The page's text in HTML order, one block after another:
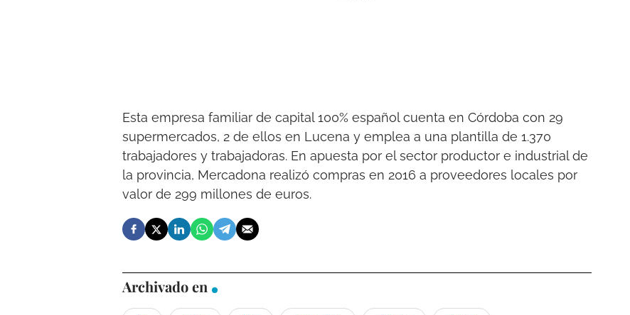
Esta empresa familiar de capital 100% español cuenta en Córdoba con 29
supermercados, 2 de ellos en Lucena y emplea a una plantilla de 1.370
trabajadores y trabajadoras. En apuesta por el sector productor e industrial de
la provincia, Mercadona realizó compras en 2016 a proveedores locales por
valor de 299 millones de euros.
Archivado en